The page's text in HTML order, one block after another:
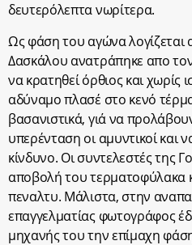
δευτερόλεπτα νωρίτερα.
Ως φάση του αγώνα λογίζεται
Δασκάλου ανατράπηκε απο
να κρατηθεί όρθιος και χωρίς
αδύναμο πλασέ στο κενό
βασανιστικά, γιά να
υπερένταση οι αμυντικοί και
κίνδυνο. Οι συντελεστές της
αποβολή του τερματοφύλακα
πεναλτυ. Μάλιστα, στην
επαγγελματίας φωτογράφος
μηχανής του την επίμαχη